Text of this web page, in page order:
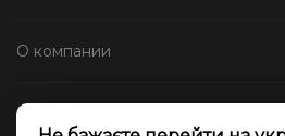
О компании
Каталог